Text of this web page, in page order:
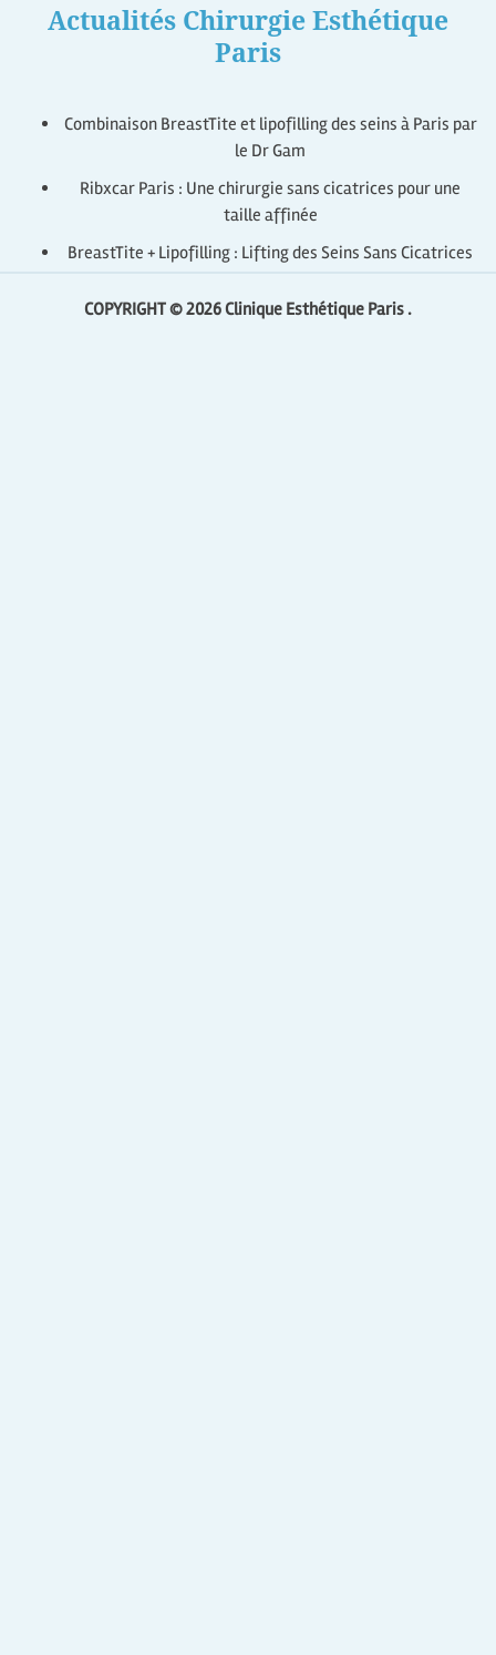
Actualités Chirurgie Esthétique
Paris
Combinaison BreastTite et lipofilling des seins à Paris par
le Dr Gam
Ribxcar Paris : Une chirurgie sans cicatrices pour une
taille affinée
BreastTite + Lipofilling : Lifting des Seins Sans Cicatrices
COPYRIGHT © 2026Clinique Esthétique Paris .